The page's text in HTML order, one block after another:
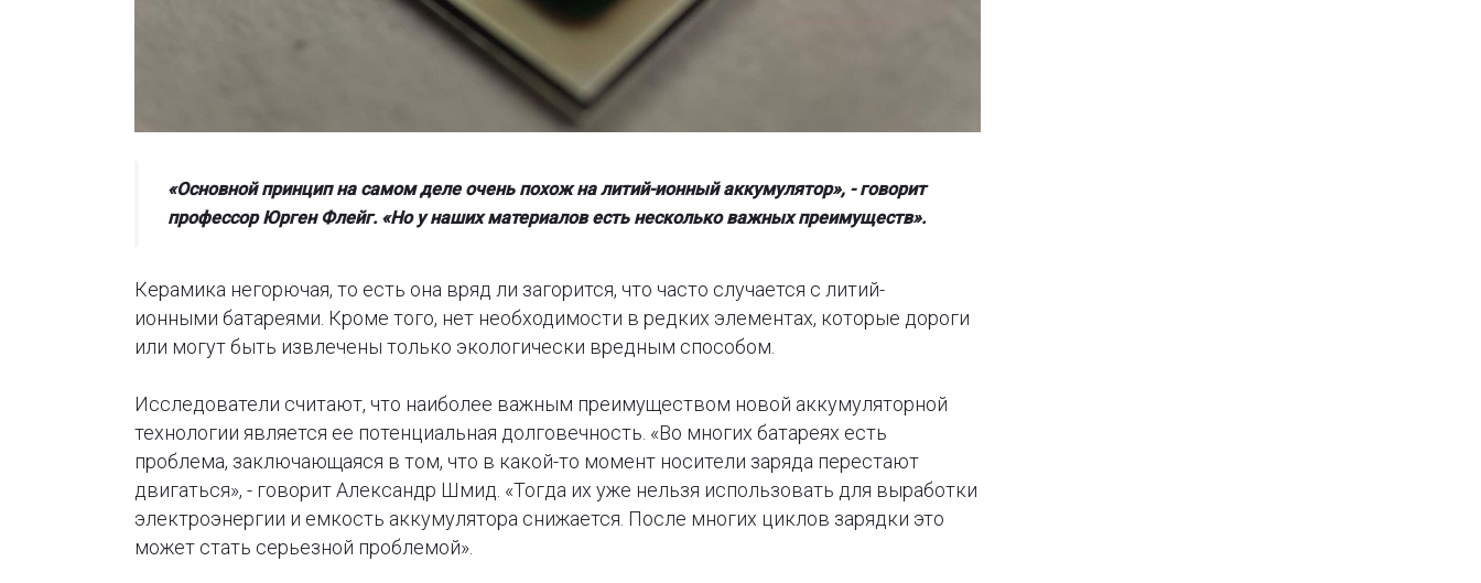
«Основной принцип на самом деле очень похож на литий-ионный аккумулятор», - говорит
профессор Юрген Флейг. «Но у наших материалов есть несколько важных преимуществ».
Керамика негорючая, то есть она вряд ли загорится, что часто случается с литий-
ионными батареями. Кроме того, нет необходимости в редких элементах, которые дороги
или могут быть извлечены только экологически вредным способом.
Исследователи считают, что наиболее важным преимуществом новой аккумуляторной
технологии является ее потенциальная долговечность. «Во многих батареях есть
проблема, заключающаяся в том, что в какой-то момент носители заряда перестают
двигаться», - говорит Александр Шмид. «Тогда их уже нельзя использовать для выработки
электроэнергии и емкость аккумулятора снижается. После многих циклов зарядки это
может стать серьезной проблемой».